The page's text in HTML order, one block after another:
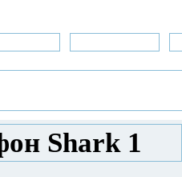
Shark 1